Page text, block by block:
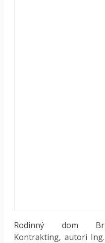
Rodinný dom
Kontrakting, autori